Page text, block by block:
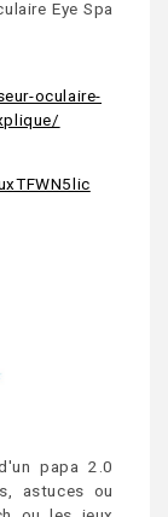
Eye Spa
oculaire-
papa 2.0
astuces ou